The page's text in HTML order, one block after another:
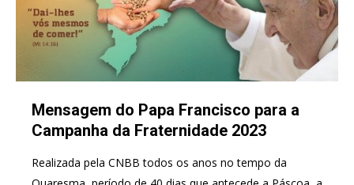
Mensagem do Papa Francisco para a
Campanha da Fraternidade 2023
Realizada pela CNBB todos os anos no tempo da